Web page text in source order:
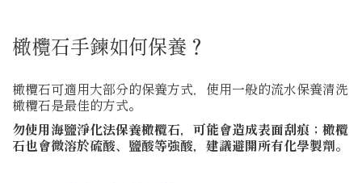
橄欖石手鍊如何保養？
橄欖石可適用大部分的保養方式，使用一般的流水保養清洗
橄欖石是最佳的方式。
勿使用海鹽淨化法保養橄欖石，可能會造成表面刮痕；橄欖
石也會微溶於硫酸、鹽酸等強酸，建議避開所有化學製劑。